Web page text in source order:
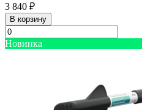
3 840 ₽
В корзину
Новинка